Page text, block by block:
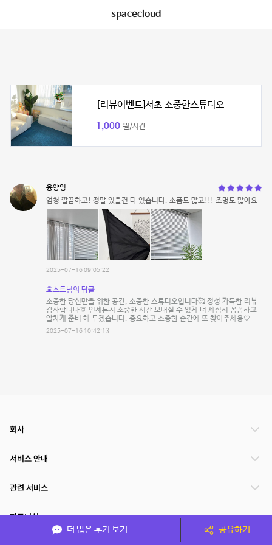
spacecloud
[리뷰이벤트]서초 소중한스튜디오
1,000 원/시간
융양잉
엄청 깔끔하고! 정말 있을건 다 있습니다. 소품도 많고!!! 조명도 많아요
2025-07-16 09:05:22
호스트님의 답글
소중한 당신만을 위한 공간, 소중한 스튜디오입니다🥰 정성 가득한 리뷰
감사합니다🫶 언제든지 소중한 시간 보내실 수 있게 더 세심히 꼼꼼하고
알차게 준비 해 두겠습니다. 중요하고 소중한 순간에 또 찾아주세용♡
2025-07-16 10:42:13
더 많은 후기 보기 공유하기
회사
서비스 안내
관련 서비스
파트너쉽